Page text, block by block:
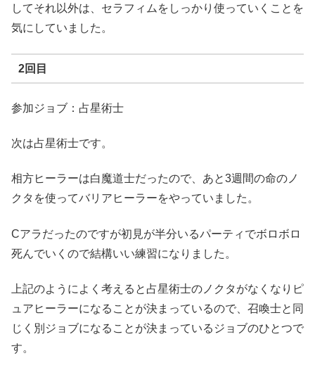
してそれ以外は、セラフィムをしっかり使っていくことを
気にしていました。
2回目
参加ジョブ：占星術士
次は占星術士です。
相方ヒーラーは白魔道士だったので、あと3週間の命のノ
クタを使ってバリアヒーラーをやっていました。
Cアラだったのですが初見が半分いるパーティでボロボロ
死んでいくので結構いい練習になりました。
上記のようによく考えると占星術士のノクタがなくなりピ
ュアヒーラーになることが決まっているので、召喚士と同
じく別ジョブになることが決まっているジョブのひとつで
す。